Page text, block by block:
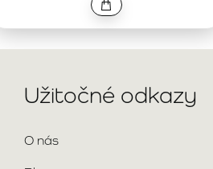
Užitočné odkazy
O nás